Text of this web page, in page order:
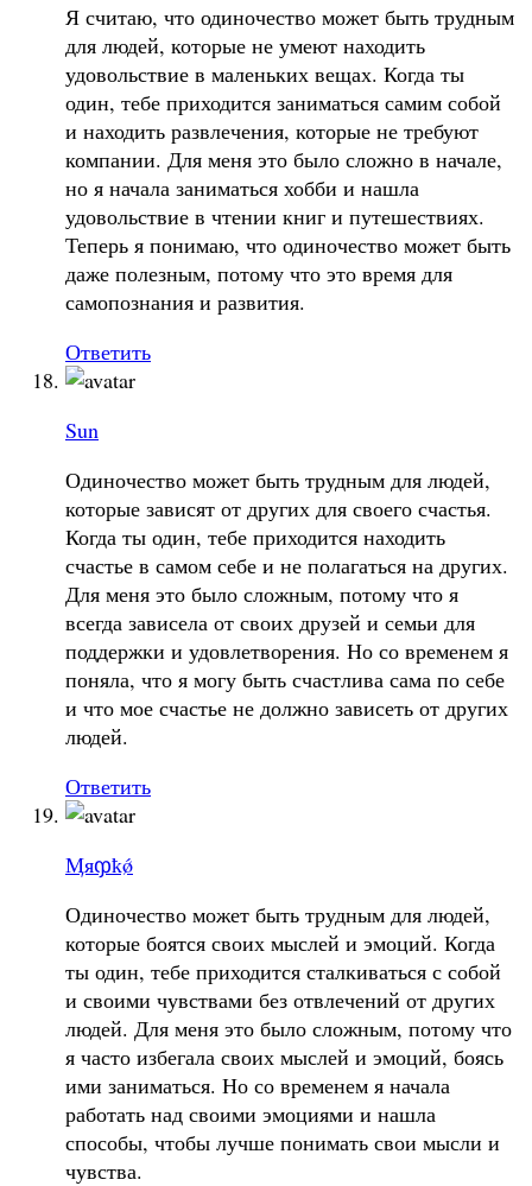
Я считаю, что одиночество может быть трудным
для людей, которые не умеют находить
удовольствие в маленьких вещах. Когда ты
один, тебе приходится заниматься самим собой
и находить развлечения, которые не требуют
компании. Для меня это было сложно в начале,
но я начала заниматься хобби и нашла
удовольствие в чтении книг и путешествиях.
Теперь я понимаю, что одиночество может быть
даже полезным, потому что это время для
самопознания и развития.
Ответить
Sun
Одиночество может быть трудным для людей,
которые зависят от других для своего счастья.
Когда ты один, тебе приходится находить
счастье в самом себе и не полагаться на других.
Для меня это было сложным, потому что я
всегда зависела от своих друзей и семьи для
поддержки и удовлетворения. Но со временем я
поняла, что я могу быть счастлива сама по себе
и что мое счастье не должно зависеть от других
людей.
Ответить
Ӎяჶҟǿ
Одиночество может быть трудным для людей,
которые боятся своих мыслей и эмоций. Когда
ты один, тебе приходится сталкиваться с собой
и своими чувствами без отвлечений от других
людей. Для меня это было сложным, потому что
я часто избегала своих мыслей и эмоций, боясь
ими заниматься. Но со временем я начала
работать над своими эмоциями и нашла
способы, чтобы лучше понимать свои мысли и
чувства.